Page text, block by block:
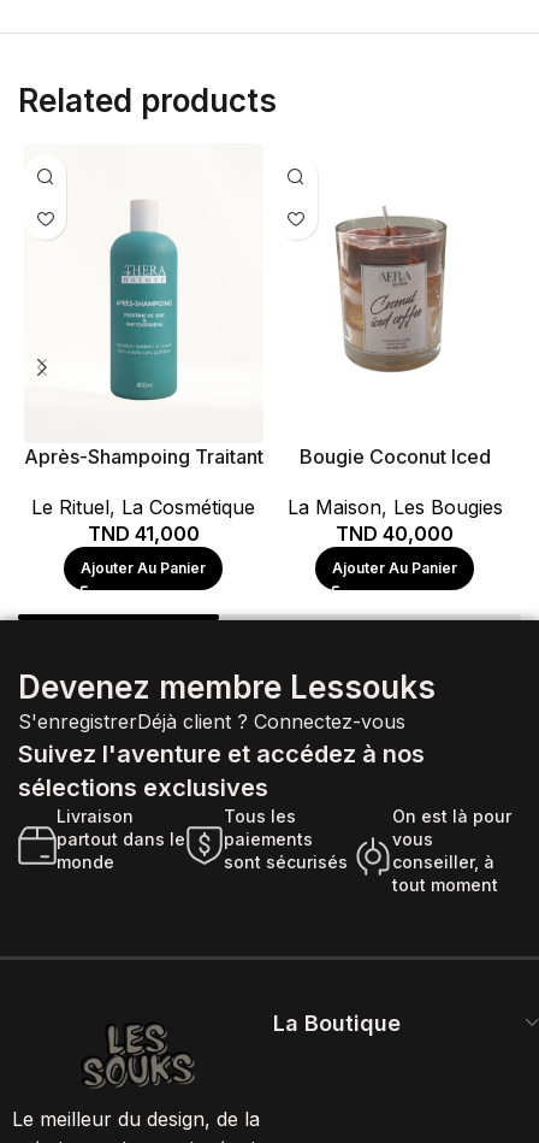
Related products
Après-Shampoing Traitant
Phytokératine
Le Rituel, La Cosmétique
TND 41,000
Ajouter Au Panier
Bougie Coconut Iced
La Maison, Les Bougies
TND 40,000
Ajouter Au Panier
Devenez membre Lessouks
S'enregistrerDéjà client ? Connectez-vous
Suivez l'aventure et accédez à nos
sélections exclusives
Livraison
partout dans le
monde
Tous les
paiements
sont sécurisés
On est là pour
vous
conseiller, à
tout moment
Le meilleur du design, de la
La Boutique